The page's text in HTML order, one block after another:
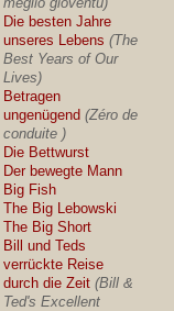
Die besten Jahre
unseres Lebens (The
Best Years of Our
Lives)
Betragen
ungenügend (Zéro de
conduite )
Die Bettwurst
Der bewegte Mann
Big Fish
The Big Lebowski
The Big Short
Bill und Teds
verrückte Reise
durch die Zeit (Bill &
Ted's Excellent